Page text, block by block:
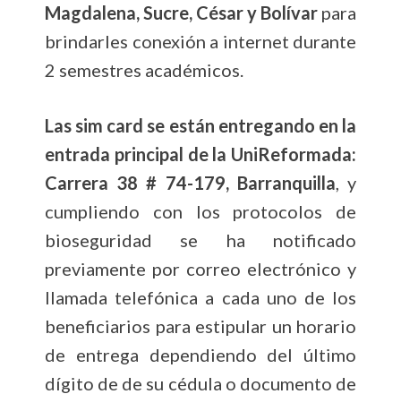
Magdalena, Sucre, César y Bolívar para
brindarles conexión a internet durante
2 semestres académicos.
Las sim card se están entregando en la
entrada principal de la UniReformada:
Carrera 38 # 74-179, Barranquilla, y
cumpliendo con los protocolos de
bioseguridad se ha notificado
previamente por correo electrónico y
llamada telefónica a cada uno de los
beneficiarios para estipular un horario
de entrega dependiendo del último
dígito de de su cédula o documento de